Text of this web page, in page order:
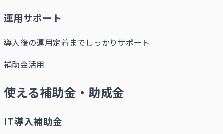
運用サポート
導入後の運用定着までしっかりサポート
補助金活用
使える補助金・助成金
IT導入補助金